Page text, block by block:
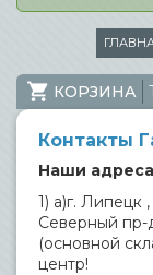
КОРЗИНА
Контакты
Наши
1) а)г. Липецк
Северный пр-
(основной
центр!